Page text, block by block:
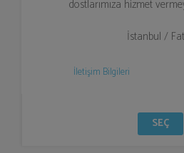
dostlarımıza hizmet
İstanbul /
İletişim Bilgileri
SEÇ